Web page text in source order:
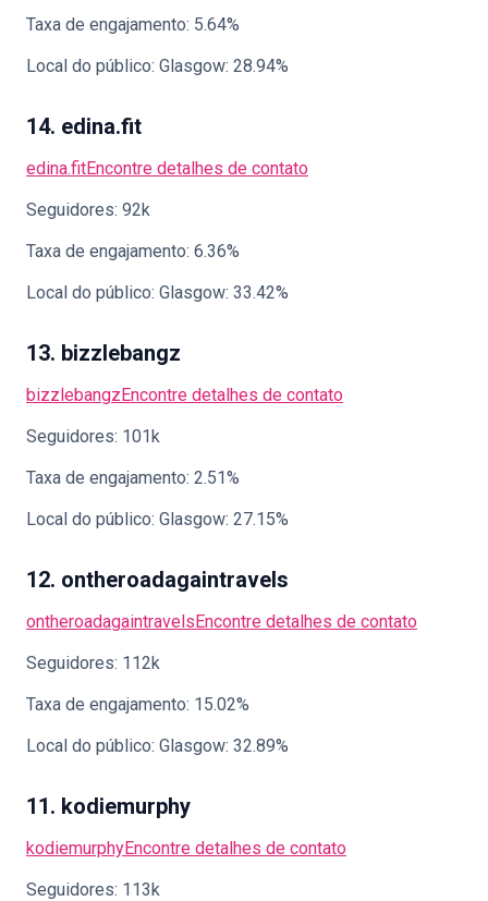
Taxa de engajamento: 5.64%
Local do público: Glasgow: 28.94%
14. edina.fit
edina.fitEncontre detalhes de contato
Seguidores: 92k
Taxa de engajamento: 6.36%
Local do público: Glasgow: 33.42%
13. bizzlebangz
bizzlebangzEncontre detalhes de contato
Seguidores: 101k
Taxa de engajamento: 2.51%
Local do público: Glasgow: 27.15%
12. ontheroadagaintravels
ontheroadagaintravelsEncontre detalhes de contato
Seguidores: 112k
Taxa de engajamento: 15.02%
Local do público: Glasgow: 32.89%
11. kodiemurphy
kodiemurphyEncontre detalhes de contato
Seguidores: 113k